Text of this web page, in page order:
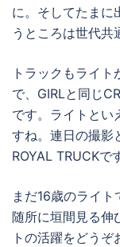
に。そしてたまに
うところは世代共
トラックもライ
で、GIRLと同じ
です。ライトとい
すね。連日の撮影
ROYAL TRUCKで
まだ16歳のライ
随所に垣間見る伸
トの活躍をどうぞ